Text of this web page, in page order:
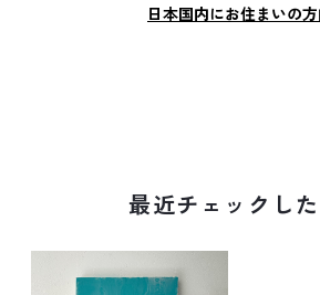
日本国内にお住まいの
最近チェックし